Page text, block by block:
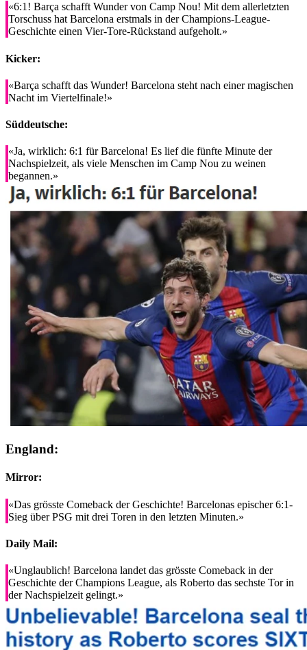
«6:1! Barça schafft Wunder von Camp Nou! Mit dem allerletzten
Torschuss hat Barcelona erstmals in der Champions-League-
Geschichte einen Vier-Tore-Rückstand aufgeholt.»
Kicker:
«Barça schafft das Wunder! Barcelona steht nach einer magischen
Nacht im Viertelfinale!»
Süddeutsche:
«Ja, wirklich: 6:1 für Barcelona! Es lief die fünfte Minute der
Nachspielzeit, als viele Menschen im Camp Nou zu weinen
begannen.»
England:
Mirror:
«Das grösste Comeback der Geschichte! Barcelonas epischer 6:1-
Sieg über PSG mit drei Toren in den letzten Minuten.»
Daily Mail:
«Unglaublich! Barcelona landet das grösste Comeback in der
Geschichte der Champions League, als Roberto das sechste Tor in
der Nachspielzeit gelingt.»